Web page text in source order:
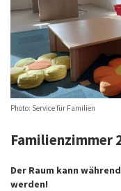
Photo: Service für Familien
Familienzimmer
Der Raum kann
werden!